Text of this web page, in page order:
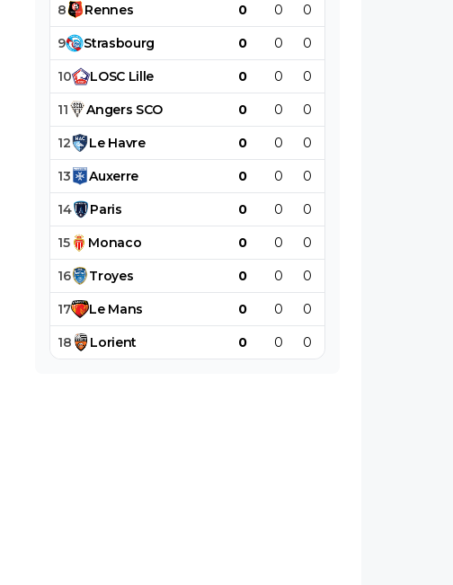
8 Rennes 0 0 0
9 Strasbourg 0 0 0
10 LOSC Lille 0 0 0
11 Angers SCO 0 0 0
12 Le Havre 0 0 0
13 Auxerre 0 0 0
14 Paris 0 0 0
15 Monaco 0 0 0
16 Troyes 0 0 0
17 Le Mans 0 0 0
18 Lorient 0 0 0